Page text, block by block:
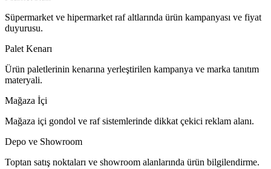
Süpermarket ve hipermarket raf altlarında ürün kampanyası ve fiyat
duyurusu.
Palet Kenarı
Ürün paletlerinin kenarına yerleştirilen kampanya ve marka tanıtım
materyali.
Mağaza İçi
Mağaza içi gondol ve raf sistemlerinde dikkat çekici reklam alanı.
Depo ve Showroom
Toptan satış noktaları ve showroom alanlarında ürün bilgilendirme.